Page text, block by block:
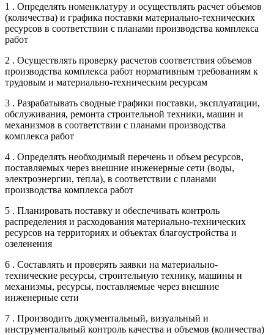
1 . Определять номенклатуру и осуществлять расчет объемов
(количества) и графика поставки материально-технических
ресурсов в соответствии с планами производства комплекса
работ
2 . Осуществлять проверку расчетов соответствия объемов
производства комплекса работ нормативным требованиям к
трудовым и материально-техническим ресурсам
3 . Разрабатывать сводные графики поставки, эксплуатации,
обслуживания, ремонта строительной техники, машин и
механизмов в соответствии с планами производства
комплекса работ
4 . Определять необходимый перечень и объем ресурсов,
поставляемых через внешние инженерные сети (воды,
электроэнергии, тепла), в соответствии с планами
производства комплекса работ
5 . Планировать поставку и обеспечивать контроль
распределения и расходования материально-технических
ресурсов на территориях и объектах благоустройства и
озеленения
6 . Составлять и проверять заявки на материально-
технические ресурсы, строительную технику, машины и
механизмы, ресурсы, поставляемые через внешние
инженерные сети
7 . Производить документальный, визуальный и
инструментальный контроль качества и объемов (количества)